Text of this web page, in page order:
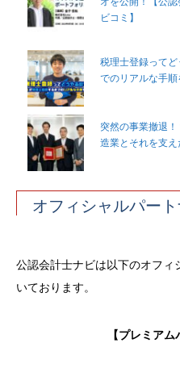
ビコミ】
税理士登録って
でのリアルな手順
突然の事業撤退
造業とそれを支
オフィシャルパー
公認会計士ナビは以下のオフ
いております。
【プレミアム